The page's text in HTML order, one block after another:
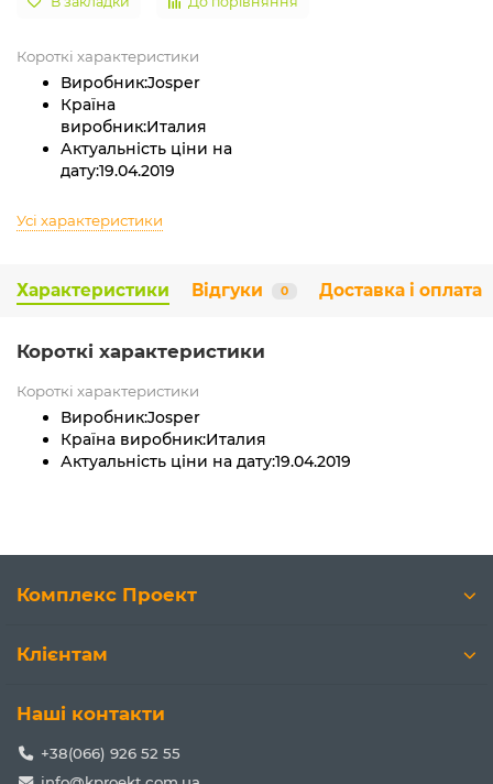
Короткі характеристики
Виробник:Josper
Країна
виробник:Италия
Актуальність ціни на
дату:19.04.2019
Усі характеристики
Характеристики Відгуки 0 Доставка і оплата
Короткі характеристики
Короткі характеристики
Виробник:Josper
Країна виробник:Италия
Актуальність ціни на дату:19.04.2019
Комплекс Проект
Клієнтам
Наші контакти
+38(066) 926 52 55